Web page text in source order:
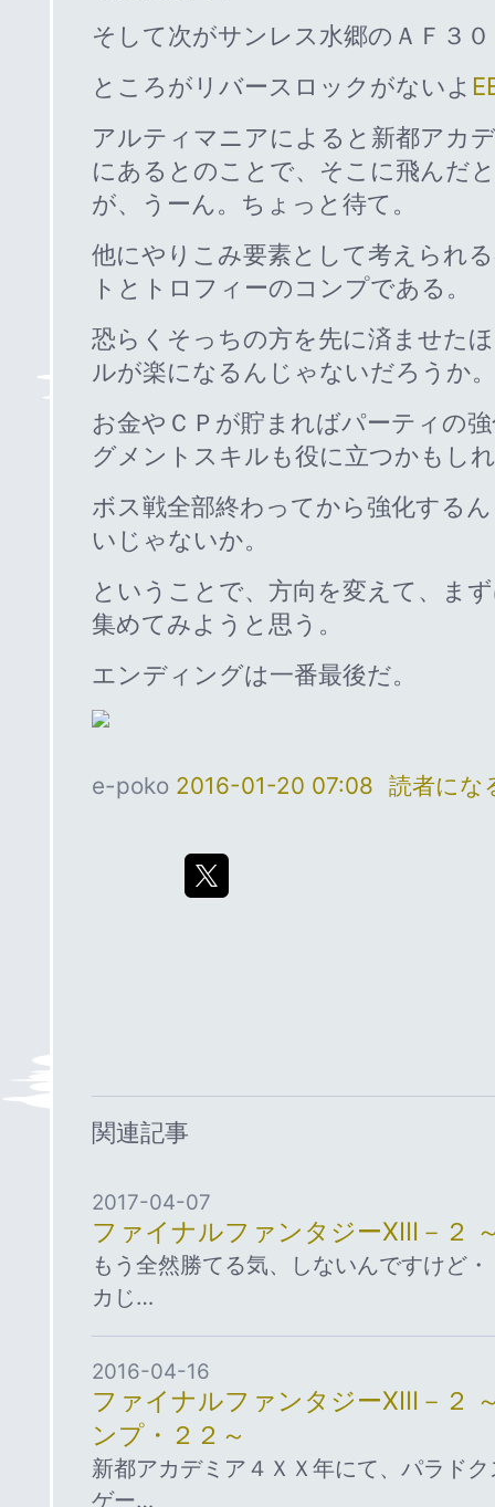
そして次がサンレス水郷のＡＦ３
ところがリバースロックがないよ
アルティマニアによると新都アカ
にあるとのことで、そこに飛んだ
が、うーん。ちょっと待て。
他にやりこみ要素として考えられ
トとトロフィーのコンプである。
恐らくそっちの方を先に済ませた
ルが楽になるんじゃないだろうか。
お金やＣＰが貯まればパーティの
グメントスキルも役に立つかもし
ボス戦全部終わってから強化する
いじゃないか。
ということで、方向を変えて、ま
集めてみようと思う。
エンディングは一番最後だ。
e-poko 2016-01-20 07:08 読者にな
関連記事
2017-04-07
ファイナルファンタジーⅩⅢ－２
もう全然勝てる気、しないんですけど
カじ…
2016-04-16
ファイナルファンタジーⅩⅢ－２
ンプ・２２～
新都アカデミア４ＸＸ年にて、パラド
ゲー…